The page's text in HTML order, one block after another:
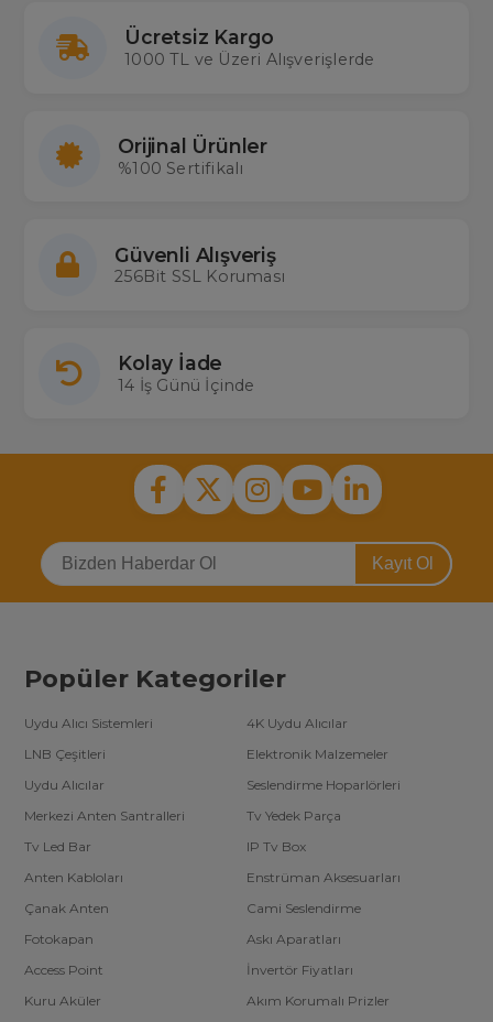
Ücretsiz Kargo
1000 TL ve Üzeri Alışverişlerde
Orijinal Ürünler
%100 Sertifikalı
Güvenli Alışveriş
256Bit SSL Koruması
Kolay İade
14 İş Günü İçinde
Kayıt Ol
Popüler Kategoriler
Uydu Alıcı Sistemleri
4K Uydu Alıcılar
LNB Çeşitleri
Elektronik Malzemeler
Uydu Alıcılar
Seslendirme Hoparlörleri
Merkezi Anten Santralleri
Tv Yedek Parça
Tv Led Bar
IP Tv Box
Anten Kabloları
Enstrüman Aksesuarları
Çanak Anten
Cami Seslendirme
Fotokapan
Askı Aparatları
Access Point
İnvertör Fiyatları
Kuru Aküler
Akım Korumalı Prizler